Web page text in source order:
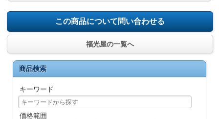
この商品について問い合わせる
福光屋の一覧へ
商品検索
キーワード
価格範囲